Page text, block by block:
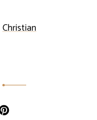
Christian